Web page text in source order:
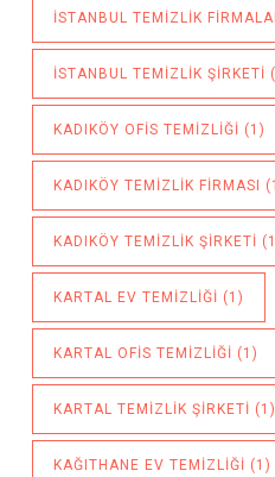
ISTANBUL TEMIZLIK
ISTANBUL TEMIZLIK ŞIRKETI
KADIKÖY OFIS TEMIZLIĞI (1)
KADIKÖY TEMIZLIK FIRMASI
KADIKÖY TEMIZLIK ŞIRKETI
KARTAL EV TEMIZLIĞI (1)
KARTAL OFIS TEMIZLIĞI (1)
KARTAL TEMIZLIK ŞIRKETI (1)
KAĞITHANE EV TEMIZLIĞI (1)